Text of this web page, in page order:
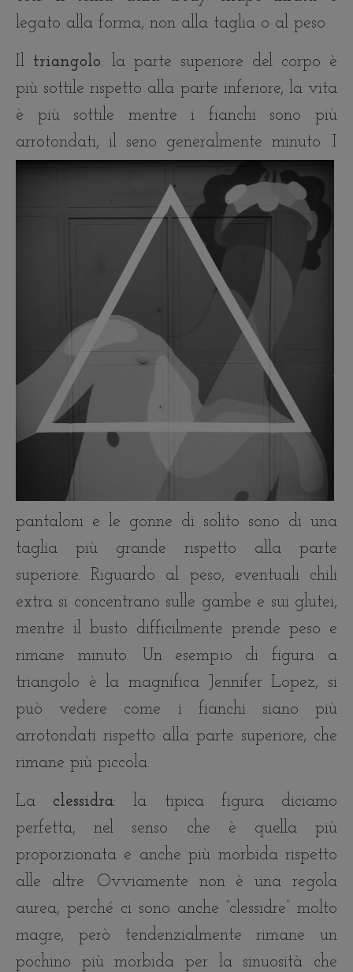
legato alla forma, non alla taglia o al peso.
Il triangolo: la parte superiore del corpo è
più sottile rispetto alla parte inferiore, la vita
è più sottile mentre i fianchi sono più
arrotondati, il seno generalmente minuto. I
pantaloni e le gonne di solito sono di una
taglia più grande rispetto alla parte
superiore. Riguardo al peso, eventuali chili
extra si concentrano sulle gambe e sui glutei,
mentre il busto difficilmente prende peso e
rimane minuto. Un esempio di figura a
triangolo è la magnifica Jennifer Lopez, si
può vedere come i fianchi siano più
arrotondati rispetto alla parte superiore, che
rimane più piccola.
Laclessidra: la tipica figura diciamo
perfetta, nel senso che è quella più
proporzionata e anche più morbida rispetto
alle altre. Ovviamente non è una regola
aurea, perché ci sono anche “clessidre” molto
magre, però tendenzialmente rimane un
pochino più morbida per la sinuosità che